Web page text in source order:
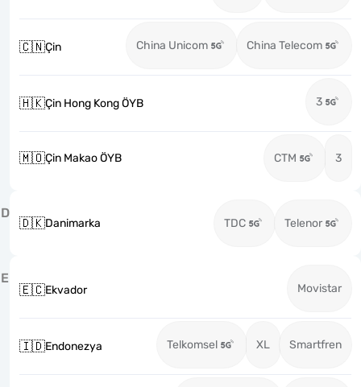
🇨🇳Çin China Unicom China Telecom
🇭🇰Çin Hong Kong ÖYB 3
🇲🇴Çin Makao ÖYB CTM 3
D
🇩🇰Danimarka TDC Telenor
E
🇪🇨Ekvador Movistar
🇮🇩Endonezya Telkomsel XL Smartfren